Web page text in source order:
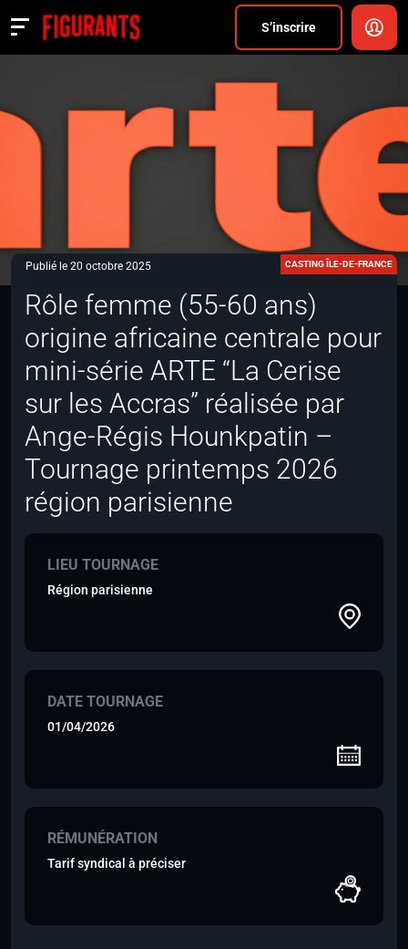
S’inscrire
Actualités
S’inscrire
CONNEXION
Publié le 20 octobre 2025
CASTING ÎLE-DE-FRANCE
Rôle femme (55-60 ans)
origine africaine centrale pour
mini-série ARTE “La Cerise
sur les Accras” réalisée par
Ange-Régis Hounkpatin –
Tournage printemps 2026
région parisienne
LIEU TOURNAGE
Région parisienne
DATE TOURNAGE
01/04/2026
RÉMUNÉRATION
Tarif syndical à préciser